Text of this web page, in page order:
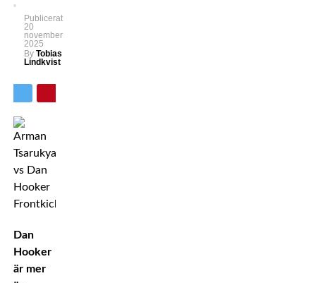
Publicerat
20
november
2025
By Tobias
Lindkvist
Dan
Hooker
är mer